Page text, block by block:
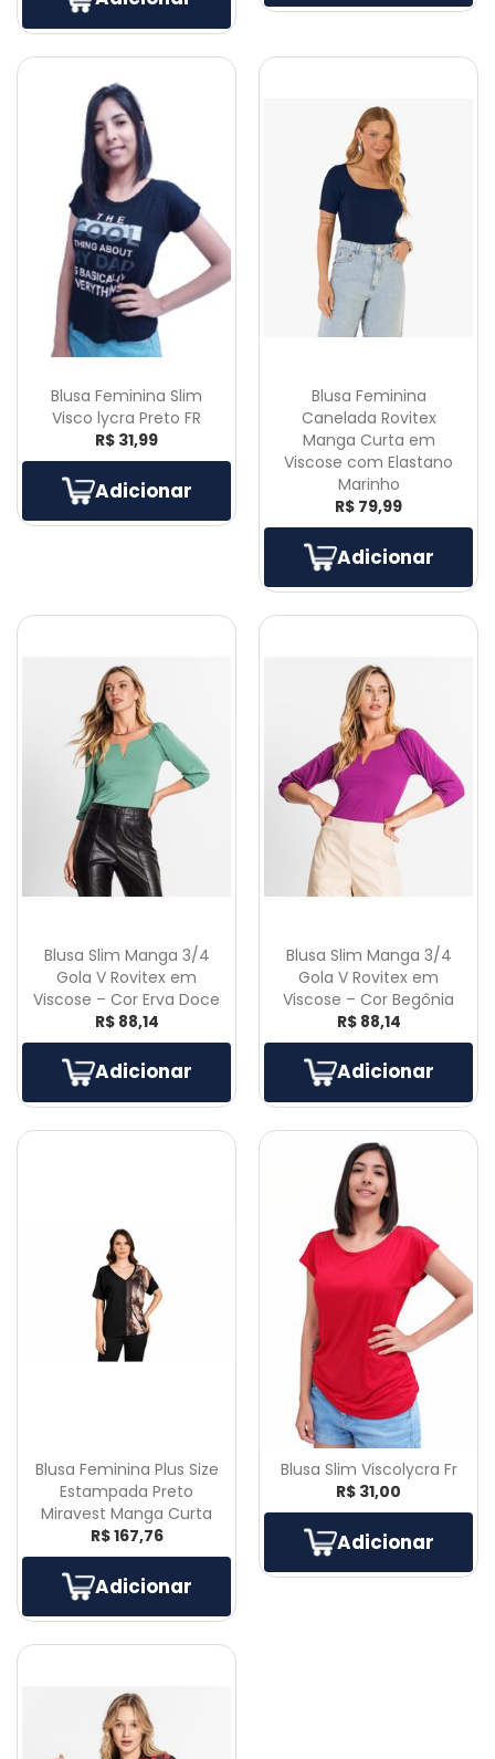
Blusa Feminina Slim
Visco lycra Preto FR
R$ 31,99
Adicionar
Blusa Feminina
Canelada Rovitex
Manga Curta em
Viscose com Elastano
Marinho
R$ 79,99
Adicionar
Blusa Slim Manga 3/4
Gola V Rovitex em
Viscose – Cor Erva Doce
R$ 88,14
Adicionar
Blusa Slim Manga 3/4
Gola V Rovitex em
Viscose – Cor Begônia
R$ 88,14
Adicionar
Blusa Feminina Plus Size
Estampada Preto
Miravest Manga Curta
R$ 167,76
Adicionar
Blusa Slim Viscolycra Fr
R$ 31,00
Adicionar